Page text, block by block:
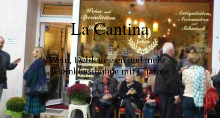
La Cantina
Wein, Delikatessen und mehr -
Kleinkunstbühne mit Charme